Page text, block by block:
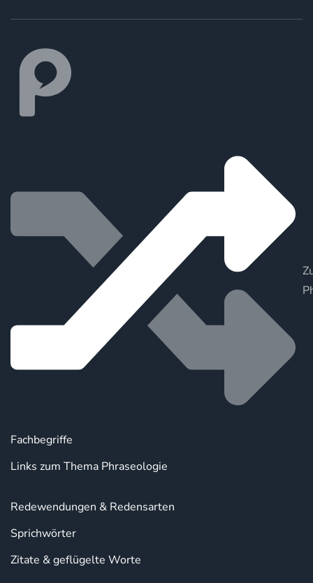
Fachbegriffe
Links zum Thema Phraseologie
Redewendungen & Redensarten
Sprichwörter
Zitate & geflügelte Worte